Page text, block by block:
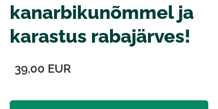
kanarbikunõmmel ja
karastus rabajärves!
39,00 EUR